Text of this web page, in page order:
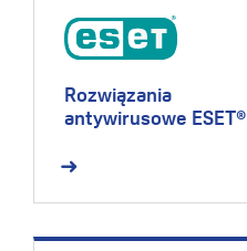
Rozwiązania
antywirusowe ESET®